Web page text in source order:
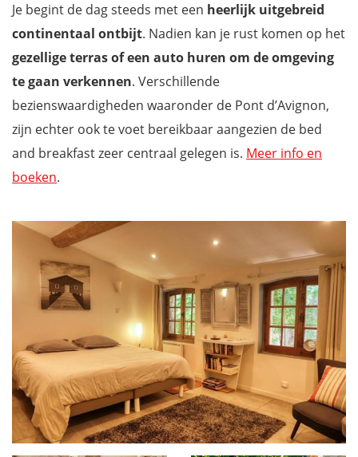
Je begint de dag steeds met een heerlijk uitgebreid
continentaal ontbijt. Nadien kan je rust komen op het
gezellige terras of een auto huren om de omgeving
te gaan verkennen. Verschillende
bezienswaardigheden waaronder de Pont d’Avignon,
zijn echter ook te voet bereikbaar aangezien de bed
and breakfast zeer centraal gelegen is. Meer info en
boeken.